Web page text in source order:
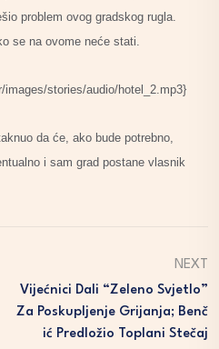
problem ovog gradskog rugla.
se na ovome neće stati.
stories/audio/hotel_2.mp3}
da će, ako bude potrebno,
i sam grad postane vlasnik
NEXT
Vijećnici Dali “zeleno Svjetlo”
Za Poskupljenje Grijanja; Benč
Ić Predložio Toplani Stečaj